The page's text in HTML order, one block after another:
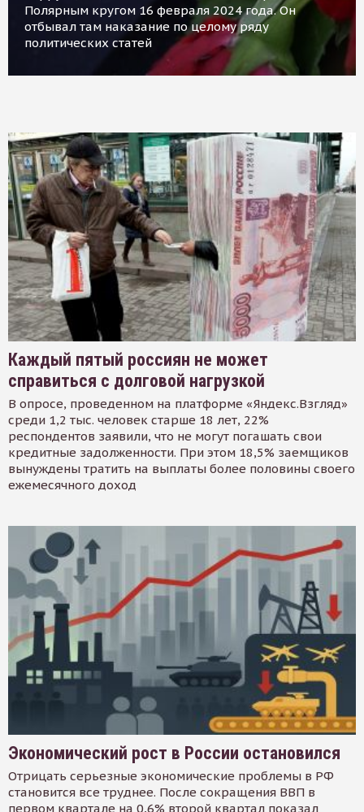
Полярным кругом 16 февраля 2024 года. Он
отбывал там наказание по целому ряду
политических статей
Каждый пятый россиян не может
справиться с долговой нагрузкой
В опросе, проведенном на платформе «Яндекс.Взгляд»
среди 1,2 тыс. человек старше 18 лет, 22%
респондентов заявили, что не могут погашать свои
кредитные задолженности. При этом 18,5% заемщиков
вынуждены тратить на выплаты более половины своего
ежемесячного доход
Экономический рост в России остановился
Отрицать серьезные экономические проблемы в РФ
становится все труднее. После сокращения ВВП в
первом квартале на 0,6% второй квартал показал